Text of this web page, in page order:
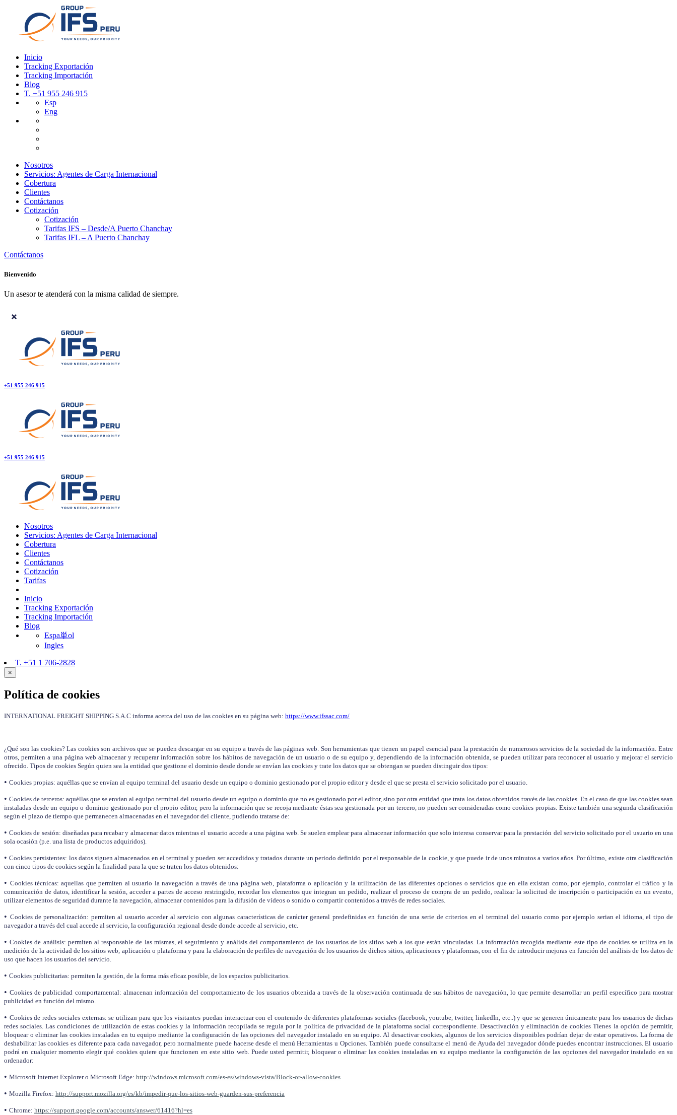
Inicio
Tracking Exportación
Tracking Importación
Blog
T. +51 955 246 915
Esp
Eng
Nosotros
Servicios: Agentes de Carga Internacional
Cobertura
Clientes
Contáctanos
Cotización
Cotización
Tarifas IFS – Desde/A Puerto Chanchay
Tarifas IFL – A Puerto Chanchay
Contáctanos
Bienvenido
Un asesor te atenderá con la misma calidad de siempre.
+51 955 246 915
+51 955 246 915
Nosotros
Servicios: Agentes de Carga Internacional
Cobertura
Clientes
Contáctanos
Cotización
Tarifas
Inicio
Tracking Exportación
Tracking Importación
Blog
Espa単ol
Ingles
T. +51 1 706-2828
×
Política de cookies
INTERNATIONAL FREIGHT SHIPPING S.A.C informa acerca del uso de las cookies en su página web: https://www.ifssac.com/
¿Qué son las cookies? Las cookies son archivos que se pueden descargar en su equipo a través de las páginas web. Son herramientas que tienen un papel esencial para la prestación de numerosos servicios de la sociedad de la información. Entre
otros, permiten a una página web almacenar y recuperar información sobre los hábitos de navegación de un usuario o de su equipo y, dependiendo de la información obtenida, se pueden utilizar para reconocer al usuario y mejorar el servicio
ofrecido. Tipos de cookies Según quien sea la entidad que gestione el dominio desde donde se envían las cookies y trate los datos que se obtengan se pueden distinguir dos tipos:
• Cookies propias: aquéllas que se envían al equipo terminal del usuario desde un equipo o dominio gestionado por el propio editor y desde el que se presta el servicio solicitado por el usuario.
•Cookies de terceros: aquéllas que se envían al equipo terminal del usuario desde un equipo o dominio que no es gestionado por el editor, sino por otra entidad que trata los datos obtenidos través de las cookies. En el caso de que las cookies sean
instaladas desde un equipo o dominio gestionado por el propio editor, pero la información que se recoja mediante éstas sea gestionada por un tercero, no pueden ser consideradas como cookies propias. Existe también una segunda clasificación
según el plazo de tiempo que permanecen almacenadas en el navegador del cliente, pudiendo tratarse de:
•Cookies de sesión: diseñadas para recabar y almacenar datos mientras el usuario accede a una página web. Se suelen emplear para almacenar información que solo interesa conservar para la prestación del servicio solicitado por el usuario en una
sola ocasión (p.e. una lista de productos adquiridos).
•Cookies persistentes: los datos siguen almacenados en el terminal y pueden ser accedidos y tratados durante un periodo definido por el responsable de la cookie, y que puede ir de unos minutos a varios años. Por último, existe otra clasificación
con cinco tipos de cookies según la finalidad para la que se traten los datos obtenidos:
• Cookies técnicas: aquellas que permiten al usuario la navegación a través de una página web, plataforma o aplicación y la utilización de las diferentes opciones o servicios que en ella existan como, por ejemplo, controlar el tráfico y la
comunicación de datos, identificar la sesión, acceder a partes de acceso restringido, recordar los elementos que integran un pedido, realizar el proceso de compra de un pedido, realizar la solicitud de inscripción o participación en un evento,
utilizar elementos de seguridad durante la navegación, almacenar contenidos para la difusión de vídeos o sonido o compartir contenidos a través de redes sociales.
• Cookies de personalización: permiten al usuario acceder al servicio con algunas características de carácter general predefinidas en función de una serie de criterios en el terminal del usuario como por ejemplo serian el idioma, el tipo de
navegador a través del cual accede al servicio, la configuración regional desde donde accede al servicio, etc.
•Cookies de análisis: permiten al responsable de las mismas, el seguimiento y análisis del comportamiento de los usuarios de los sitios web a los que están vinculadas. La información recogida mediante este tipo de cookies se utiliza en la
medición de la actividad de los sitios web, aplicación o plataforma y para la elaboración de perfiles de navegación de los usuarios de dichos sitios, aplicaciones y plataformas, con el fin de introducir mejoras en función del análisis de los datos de
uso que hacen los usuarios del servicio.
• Cookies publicitarias: permiten la gestión, de la forma más eficaz posible, de los espacios publicitarios.
•Cookies de publicidad comportamental: almacenan información del comportamiento de los usuarios obtenida a través de la observación continuada de sus hábitos de navegación, lo que permite desarrollar un perfil específico para mostrar
publicidad en función del mismo.
• Cookies de redes sociales externas: se utilizan para que los visitantes puedan interactuar con el contenido de diferentes plataformas sociales (facebook, youtube, twitter, linkedIn, etc..) y que se generen únicamente para los usuarios de dichas
redes sociales. Las condiciones de utilización de estas cookies y la información recopilada se regula por la política de privacidad de la plataforma social correspondiente. Desactivación y eliminación de cookies Tienes la opción de permitir,
bloquear o eliminar las cookies instaladas en tu equipo mediante la configuración de las opciones del navegador instalado en su equipo. Al desactivar cookies, algunos de los servicios disponibles podrían dejar de estar operativos. La forma de
deshabilitar las cookies es diferente para cada navegador, pero normalmente puede hacerse desde el menú Herramientas u Opciones. También puede consultarse el menú de Ayuda del navegador dónde puedes encontrar instrucciones. El usuario
podrá en cualquier momento elegir qué cookies quiere que funcionen en este sitio web. Puede usted permitir, bloquear o eliminar las cookies instaladas en su equipo mediante la configuración de las opciones del navegador instalado en su
ordenador:
• Microsoft Internet Explorer o Microsoft Edge: http://windows.microsoft.com/es-es/windows-vista/Block-or-allow-cookies
• Mozilla Firefox: http://support.mozilla.org/es/kb/impedir-que-los-sitios-web-guarden-sus-preferencia
• Chrome: https://support.google.com/accounts/answer/61416?hl=es